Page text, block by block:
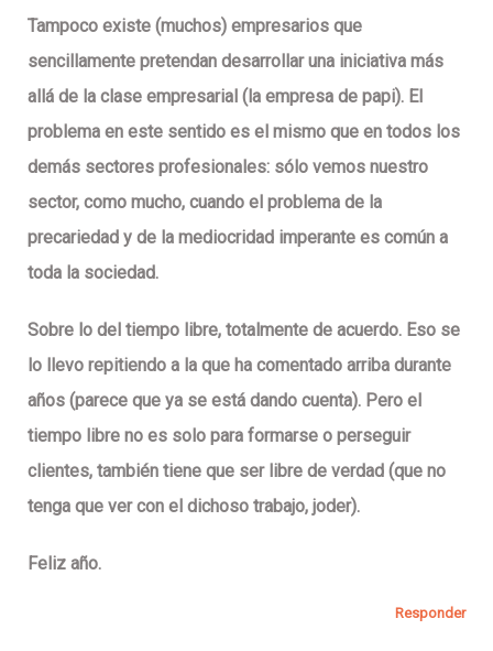
Tampoco existe (muchos) empresarios que
sencillamente pretendan desarrollar una iniciativa más
allá de la clase empresarial (la empresa de papi). El
problema en este sentido es el mismo que en todos los
demás sectores profesionales: sólo vemos nuestro
sector, como mucho, cuando el problema de la
precariedad y de la mediocridad imperante es común a
toda la sociedad.
Sobre lo del tiempo libre, totalmente de acuerdo. Eso se
lo llevo repitiendo a la que ha comentado arriba durante
años (parece que ya se está dando cuenta). Pero el
tiempo libre no es solo para formarse o perseguir
clientes, también tiene que ser libre de verdad (que no
tenga que ver con el dichoso trabajo, joder).
Feliz año.
Responder